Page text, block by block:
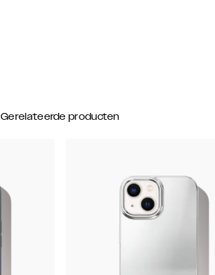
Gerelateerde producten